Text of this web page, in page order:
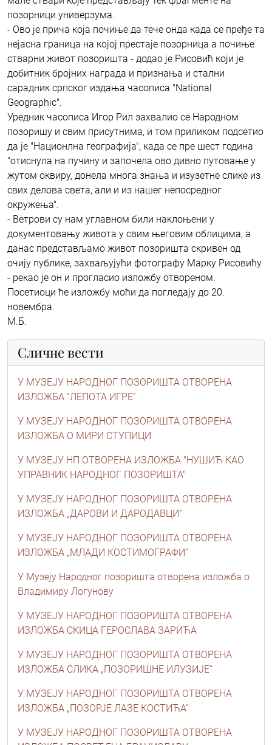
позорници универзума.
- Ово је прича која почиње да тече онда када се пређе та
нејасна граница на којој престаје позорница а почиње
стварни живот позоришта - додао је Рисовић који је
добитник бројних награда и признања и стални
сарадник српског издања часописа "National
Geographic".
Уредник часописа Игор Рил захвалио се Народном
позоришу и свим присутнима, и том приликом подсетио
да је "Национлна географија", када се пре шест година
"отиснула на пучину и започела ово дивно путовање у
жутом оквиру, донела многа знања и изузетне слике из
свих делова света, али и из нашег непосредног
окружења".
- Ветрови су нам углавном били наклоњени у
документовању живота у свим његовим облицима, а
данас представљамо живот позоришта скривен од
очију публике, захваљујући фотографу Марку Рисовићу
- рекао је он и прогласио изложбу отвореном.
Посетиоци ће изложбу моћи да погледају до 20.
новембра.
М.Б.
Сличне вести
У МУЗЕЈУ НАРОДНОГ ПОЗОРИШТА ОТВОРЕНА
ИЗЛОЖБА “ЛЕПОТА ИГРЕ”
У МУЗЕЈУ НАРОДНОГ ПОЗОРИШТА ОТВОРЕНА
ИЗЛОЖБА О МИРИ СТУПИЦИ
У МУЗЕЈУ НП ОТВОРЕНА ИЗЛОЖБА "НУШИЋ КАО
УПРАВНИК НАРОДНОГ ПОЗОРИШТА"
У МУЗЕЈУ НАРОДНОГ ПОЗОРИШТА ОТВОРЕНА
ИЗЛОЖБА „ДАРОВИ И ДАРОДАВЦИ“
У МУЗЕЈУ НАРОДНОГ ПОЗОРИШТА ОТВОРЕНА
ИЗЛОЖБА „МЛАДИ КОСТИМОГРАФИ”
У Музеју Народног позоришта отворена изложба о
Владимиру Логунову
У МУЗЕЈУ НАРОДНОГ ПОЗОРИШТА ОТВОРЕНА
ИЗЛОЖБА СКИЦА ГЕРОСЛАВА ЗАРИЋА
У МУЗЕЈУ НАРОДНОГ ПОЗОРИШТА ОТВОРЕНА
ИЗЛОЖБА СЛИКА „ПОЗОРИШНЕ ИЛУЗИЈЕ“
У МУЗЕЈУ НАРОДНОГ ПОЗОРИШТА ОТВОРЕНА
ИЗЛОЖБА „ПОЗОРЈЕ ЛАЗЕ КОСТИЋА“
У МУЗЕЈУ НАРОДНОГ ПОЗОРИШТА ОТВОРЕНА